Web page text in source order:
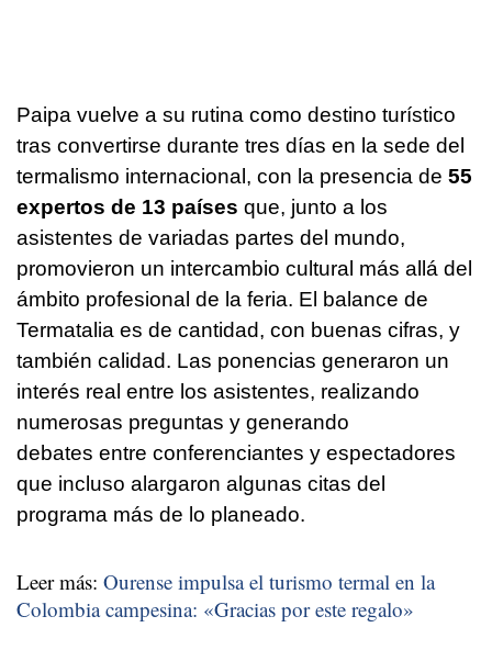
Paipa vuelve a su rutina como destino turístico
tras convertirse durante tres días en la sede del
termalismo internacional, con la presencia de 55
expertos de 13 países que, junto a los
asistentes de variadas partes del mundo,
promovieron un intercambio cultural más allá del
ámbito profesional de la feria. El balance de
Termatalia es de cantidad, con buenas cifras, y
también calidad. Las ponencias generaron un
interés real entre los asistentes, realizando
numerosas preguntas y generando
debates entre conferenciantes y espectadores
que incluso alargaron algunas citas del
programa más de lo planeado.
Leer más: Ourense impulsa el turismo termal en la
Colombia campesina: «Gracias por este regalo»